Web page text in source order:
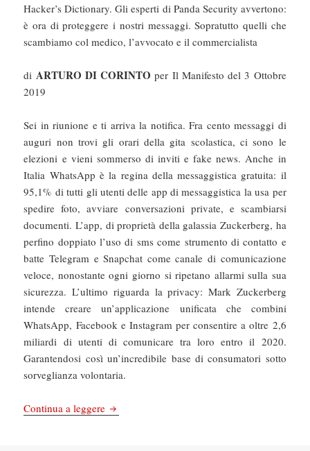
Hacker’s Dictionary. Gli esperti di Panda Security avvertono:
è ora di proteggere i nostri messaggi. Sopratutto quelli che
scambiamo col medico, l’avvocato e il commercialista
di ARTURO DI CORINTO per Il Manifesto del 3 Ottobre
2019
Sei in riunione e ti arriva la notifica. Fra cento messaggi di
auguri non trovi gli orari della gita scolastica, ci sono le
elezioni e vieni sommerso di inviti e fake news. Anche in
Italia WhatsApp è la regina della messaggistica gratuita: il
95,1% di tutti gli utenti delle app di messaggistica la usa per
spedire foto, avviare conversazioni private, e scambiarsi
documenti. L’app, di proprietà della galassia Zuckerberg, ha
perfino doppiato l’uso di sms come strumento di contatto e
batte Telegram e Snapchat come canale di comunicazione
veloce, nonostante ogni giorno si ripetano allarmi sulla sua
sicurezza. L’ultimo riguarda la privacy: Mark Zuckerberg
intende creare un’applicazione unificata che combini
WhatsApp, Facebook e Instagram per consentire a oltre 2,6
miliardi di utenti di comunicare tra loro entro il 2020.
Garantendosi così un’incredibile base di consumatori sotto
sorveglianza volontaria.
Continua a leggere Il Manifesto: Dieci consigli per mettere